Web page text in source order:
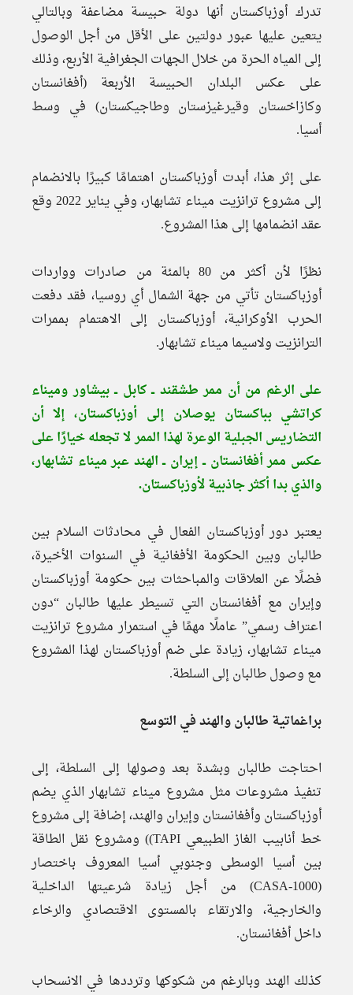
تدرك أوزباكستان أنها دولة حبيسة مضاعفة وبالتالي
یتعین علیها عبور دولتين على الأقل من أجل الوصول
إلى المياه الحرة من خلال الجهات الجغرافية الأربع، وذلك
على عكس البلدان الحبيسة الأربعة (أفغانستان
وكازاخستان وقيرغيزستان وطاجيكستان) في وسط
أسيا.
على إثر هذا، أبدت أوزباكستان اهتمامًا كبيرًا بالانضمام
إلى مشروع ترانزيت ميناء تشابهار، وفي يناير 2022 وقع
عقد انضمامها إلى هذا المشروع.
نظرًا لأن أكثر من 80 بالمئة من صادرات وواردات
أوزباكستان تأتي من جهة الشمال أي روسيا، فقد دفعت
الحرب الأوكرانية، أوزباكستان إلى الاهتمام بممرات
الترانزيت ولاسيما ميناء تشابهار.
على الرغم من أن ممر طشقند ــ كابل ــ بيشاور وميناء
كراتشي بباكستان يوصلان إلى أوزباكستان، إلا أن
التضاريس الجبلية الوعرة لهذا الممر لا تجعله خيارًا على
عكس ممر أفغانستان ــ إيران ــ الهند عبر ميناء تشابهار،
والذي بدا أكثر جاذبية لأوزباكستان.
يعتبر دور أوزباكستان الفعال في محادثات السلام بين
طالبان وبين الحكومة الأفغانية في السنوات الأخيرة،
فضلًا عن العلاقات والمباحثات بين حكومة أوزباكستان
وإيران مع أفغانستان التي تسيطر عليها طالبان “دون
اعتراف رسمي” عاملًا مهمًا في استمرار مشروع ترانزيت
ميناء تشابهار، زيادة على ضم أوزباكستان لهذا المشروع
مع وصول طالبان إلى السلطة.
براغماتية طالبان والهند في التوسع
احتاجت طالبان وبشدة بعد وصولها إلى السلطة، إلى
تنفيذ مشروعات مثل مشروع ميناء تشابهار الذي يضم
أوزباكستان وأفغانستان وإيران والهند، إضافة إلى مشروع
خط أنابيب الغاز الطبيعي TAPI)) ومشروع نقل الطاقة
بين أسيا الوسطى وجنوبي أسيا المعروف باختصار
(CASA-1000) من أجل زيادة شرعيتها الداخلية
والخارجية، والارتقاء بالمستوى الاقتصادي والرخاء
داخل أفغانستان.
كذلك الهند وبالرغم من شكوكها وترددها في الانسحاب